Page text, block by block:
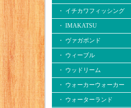
・ イチカワフィッシング
・ IMAKATSU
・ ヴァガボンド
・ ウィーブル
・ ウッドリーム
・ ウォーカーウォーカー
・ ウォーターランド